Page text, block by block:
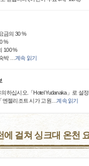
금의 30 %
%
100 %
박
계속 읽기
하십시오.「Hotel Yudanaka」로 설
엔젤리조트 시가 고원
계속 읽기
에 걸쳐 싱크대 온천